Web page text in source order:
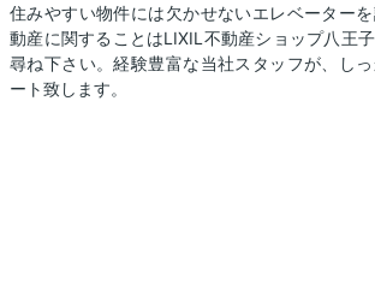
住みやすい物件には欠かせないエレベーター
動産に関することはLIXIL不動産ショップ八王
尋ね下さい。経験豊富な当社スタッフが、し
ート致します。